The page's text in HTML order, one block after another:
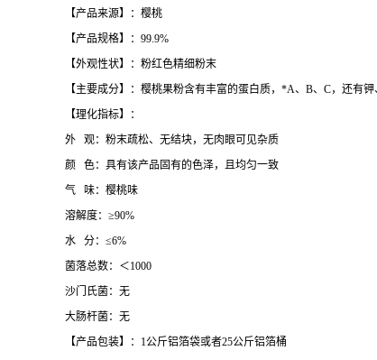
【产品来源】：樱桃
【产品规格】：99.9%
【外观性状】：粉红色精细粉末
【主要成分】：樱桃果粉含有丰富的蛋白质，*A、B、C，还有
【理化指标】：
外 观：粉末疏松、无结块，无肉眼可见杂质
颜 色：具有该产品固有的色泽，且均匀一致
气 味：樱桃味
溶解度：≥90%
水 分：≤6%
菌落总数：＜1000
沙门氏菌：无
大肠杆菌：无
【产品包装】：1公斤铝箔袋或者25公斤铝箔桶